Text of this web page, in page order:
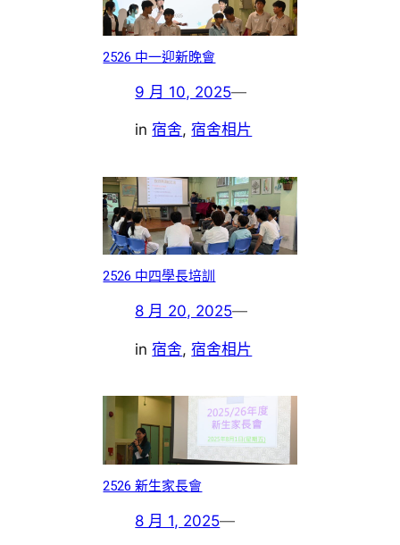
2526 中一迎新晚會
9 月 10, 2025—
in宿舍, 宿舍相片
2526 中四學長培訓
8 月 20, 2025—
in宿舍, 宿舍相片
2526 新生家長會
8 月 1, 2025—